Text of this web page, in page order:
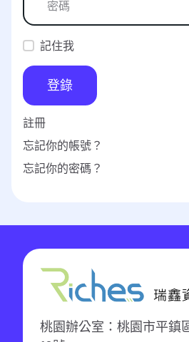
記住我
登錄
註冊
忘記你的帳號？
忘記你的密碼？
桃園辦公室：桃園市平鎮